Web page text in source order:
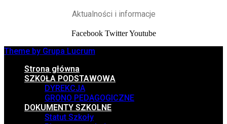
Aktualności i informacje
Facebook Twitter Youtube
Theme by Grupa Lucrum
Strona główna
SZKOŁA PODSTAWOWA
DYREKCJA
GRONO PEDAGOGICZNE
DOKUMENTY SZKOLNE
Statut Szkoły